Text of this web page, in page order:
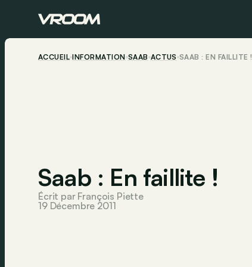
ACCUEIL INFORMATION SAAB ACTUS SAAB : EN FAILLITE !
Saab : En faillite !
Écrit par François Piette
19 Décembre 2011